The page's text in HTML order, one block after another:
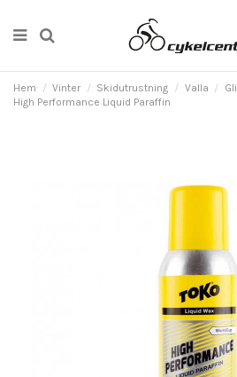
Hem Vinter Skidutrustning Valla
High Performance Liquid Paraffin